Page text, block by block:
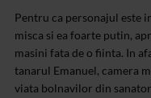
Pentru ca personajul este
misca si ea foarte putin,
masini fata de o fiinta. In
tanarul Emanuel, camera
viata bolnavilor din